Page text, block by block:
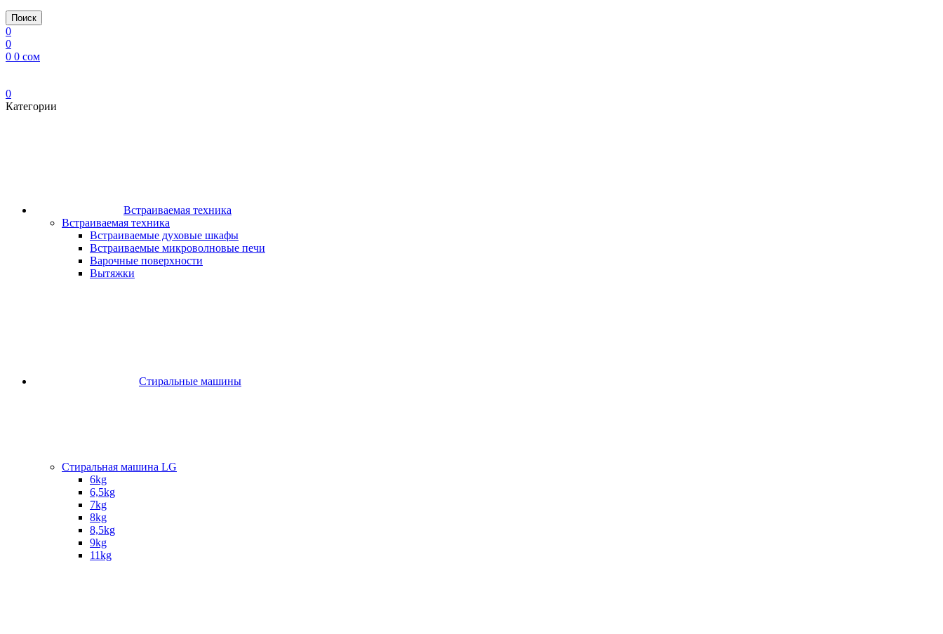
Поиск
0
0
0 0 сом
0
Категории
Встраиваемая техника
Встраиваемая техника
Встраиваемые духовые шкафы​
Встраиваемые микроволновые печи​
Варочные поверхности​
Вытяжки
Стиральные машины
Стиральная машина LG
6kg
6,5kg
7kg
8kg
8,5kg
9kg
11kg